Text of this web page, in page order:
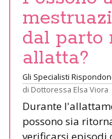
dal parto
allatta?
Gli Specialisti
di Dottoressa Elsa Viora
Durante
possono sia